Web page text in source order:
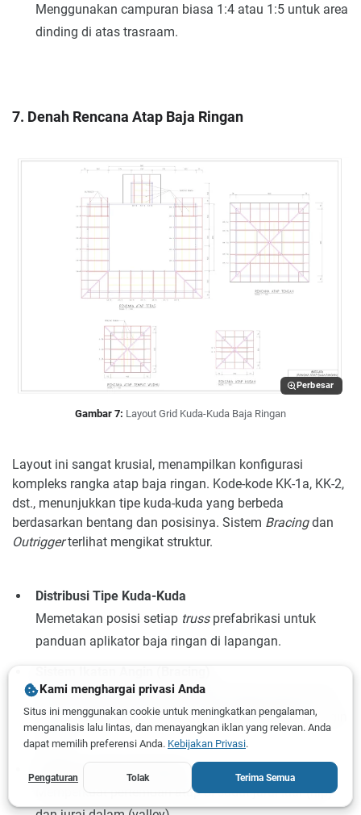
Menggunakan campuran biasa 1:4 atau 1:5 untuk area
dinding di atas trasraam.
7. Denah Rencana Atap Baja Ringan
Perbesar
Gambar 7: Layout Grid Kuda-Kuda Baja Ringan
Layout ini sangat krusial, menampilkan konfigurasi
kompleks rangka atap baja ringan. Kode-kode KK-1a, KK-2,
dst., menunjukkan tipe kuda-kuda yang berbeda
berdasarkan bentang dan posisinya. Sistem Bracingdan
Outriggerterlihat mengikat struktur.
Distribusi Tipe Kuda-Kuda
Memetakan posisi setiap trussprefabrikasi untuk
panduan aplikator baja ringan di lapangan.
Dipasang diagonal (silang) pada bidang atap bawah
untuk mencegah deformasi rangka akibat beban angin
lateral.
Pengaku Sudut (Outrigger)
Memperkuat pertemuan atap di sudut jurai luar (hip)
Kami menghargai privasi Anda
Situs ini menggunakan cookie untuk meningkatkan pengalaman,
menganalisis lalu lintas, dan menayangkan iklan yang relevan. Anda
dapat memilih preferensi Anda. Kebijakan Privasi.
Pengaturan Tolak Terima Semua